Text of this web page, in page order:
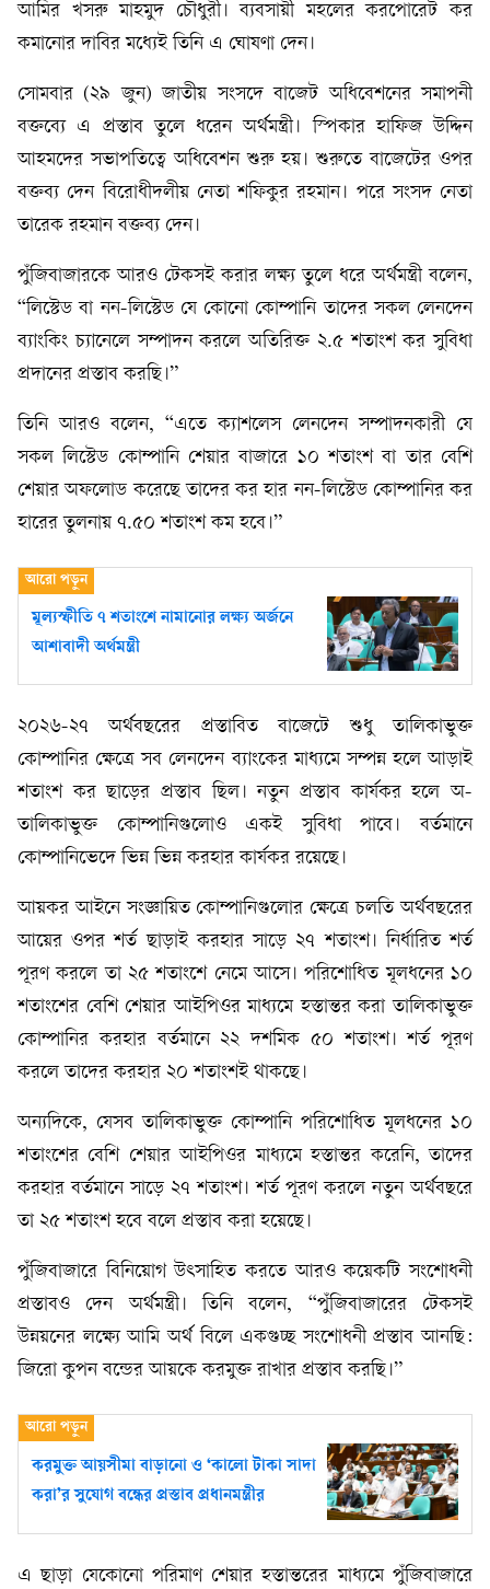
আমির খসরু মাহমুদ চৌধুরী। ব্যবসায়ী মহলের করপোরেট কর
কমানোর দাবির মধ্যেই তিনি এ ঘোষণা দেন।
সোমবার (২৯ জুন) জাতীয় সংসদে বাজেট অধিবেশনের সমাপনী
বক্তব্যে এ প্রস্তাব তুলে ধরেন অর্থমন্ত্রী। স্পিকার হাফিজ উদ্দিন
আহমদের সভাপতিত্বে অধিবেশন শুরু হয়। শুরুতে বাজেটের ওপর
বক্তব্য দেন বিরোধীদলীয় নেতা শফিকুর রহমান। পরে সংসদ নেতা
তারেক রহমান বক্তব্য দেন।
পুঁজিবাজারকে আরও টেকসই করার লক্ষ্য তুলে ধরে অর্থমন্ত্রী বলেন,
“লিস্টেড বা নন-লিস্টেড যে কোনো কোম্পানি তাদের সকল লেনদেন
ব্যাংকিং চ্যানেলে সম্পাদন করলে অতিরিক্ত ২.৫ শতাংশ কর সুবিধা
প্রদানের প্রস্তাব করছি।”
তিনি আরও বলেন, “এতে ক্যাশলেস লেনদেন সম্পাদনকারী যে
সকল লিস্টেড কোম্পানি শেয়ার বাজারে ১০ শতাংশ বা তার বেশি
শেয়ার অফলোড করেছে তাদের কর হার নন-লিস্টেড কোম্পানির কর
হারের তুলনায় ৭.৫০ শতাংশ কম হবে।”
মূল্যস্ফীতি ৭ শতাংশে নামানোর লক্ষ্য অর্জনে
আশাবাদী অর্থমন্ত্রী
২০২৬-২৭ অর্থবছরের প্রস্তাবিত বাজেটে শুধু তালিকাভুক্ত
কোম্পানির ক্ষেত্রে সব লেনদেন ব্যাংকের মাধ্যমে সম্পন্ন হলে আড়াই
শতাংশ কর ছাড়ের প্রস্তাব ছিল। নতুন প্রস্তাব কার্যকর হলে অ-
তালিকাভুক্ত কোম্পানিগুলোও একই সুবিধা পাবে। বর্তমানে
কোম্পানিভেদে ভিন্ন ভিন্ন করহার কার্যকর রয়েছে।
আয়কর আইনে সংজ্ঞায়িত কোম্পানিগুলোর ক্ষেত্রে চলতি অর্থবছরের
আয়ের ওপর শর্ত ছাড়াই করহার সাড়ে ২৭ শতাংশ। নির্ধারিত শর্ত
পূরণ করলে তা ২৫ শতাংশে নেমে আসে। পরিশোধিত মূলধনের ১০
শতাংশের বেশি শেয়ার আইপিওর মাধ্যমে হস্তান্তর করা তালিকাভুক্ত
কোম্পানির করহার বর্তমানে ২২ দশমিক ৫০ শতাংশ। শর্ত পূরণ
করলে তাদের করহার ২০ শতাংশই থাকছে।
অন্যদিকে, যেসব তালিকাভুক্ত কোম্পানি পরিশোধিত মূলধনের ১০
শতাংশের বেশি শেয়ার আইপিওর মাধ্যমে হস্তান্তর করেনি, তাদের
করহার বর্তমানে সাড়ে ২৭ শতাংশ। শর্ত পূরণ করলে নতুন অর্থবছরে
তা ২৫ শতাংশ হবে বলে প্রস্তাব করা হয়েছে।
পুঁজিবাজারে বিনিয়োগ উৎসাহিত করতে আরও কয়েকটি সংশোধনী
প্রস্তাবও দেন অর্থমন্ত্রী। তিনি বলেন, “পুঁজিবাজারের টেকসই
উন্নয়নের লক্ষ্যে আমি অর্থ বিলে একগুচ্ছ সংশোধনী প্রস্তাব আনছি:
জিরো কুপন বন্ডের আয়কে করমুক্ত রাখার প্রস্তাব করছি।”
করমুক্ত আয়সীমা বাড়ানো ও ‘কালো টাকা সাদা
করা’র সুযোগ বন্ধের প্রস্তাব প্রধানমন্ত্রীর
এ ছাড়া যেকোনো পরিমাণ শেয়ার হস্তান্তরের মাধ্যমে পুঁজিবাজারে